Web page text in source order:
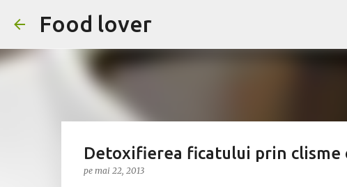
Food lover
Detoxifierea ficatului prin clisme
pe mai 22, 2013